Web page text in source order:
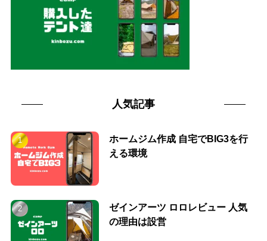
人気記事
ホームジム作成 自宅でBIG3を行
える環境
ゼインアーツ ロロレビュー 人気
の理由は設営